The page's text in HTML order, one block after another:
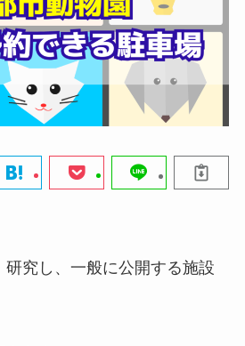
究し、一般に公開する施設